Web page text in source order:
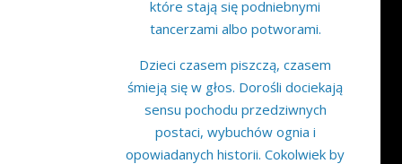
które stają się podniebnymi
tancerzami albo potworami.
Dzieci czasem piszczą, czasem
śmieją się w głos. Dorośli dociekają
sensu pochodu przedziwnych
postaci, wybuchów ognia i
opowiadanych historii. Cokolwiek by